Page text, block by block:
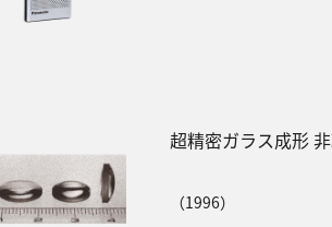
超精密ガラス成形
（1996）